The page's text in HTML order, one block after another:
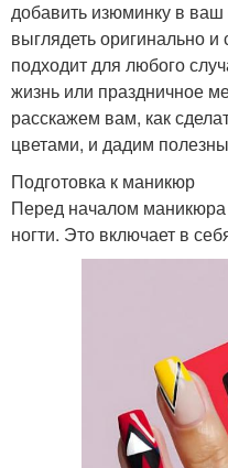
добавить изюминку в ваш
выглядеть оригинально и
подходит для любого
жизнь или праздничное
расскажем вам, как
цветами, и дадим
Подготовка к маникюр
Перед началом маникюра
ногти. Это включает в